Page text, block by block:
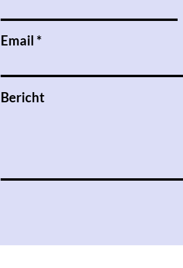
Email
Bericht